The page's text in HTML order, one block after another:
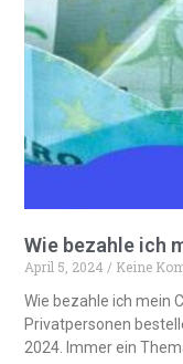
Wie bezahle ich
April 5, 2024
Keine
Wie bezahle ich mein
Privatpersonen
2024. Immer ein